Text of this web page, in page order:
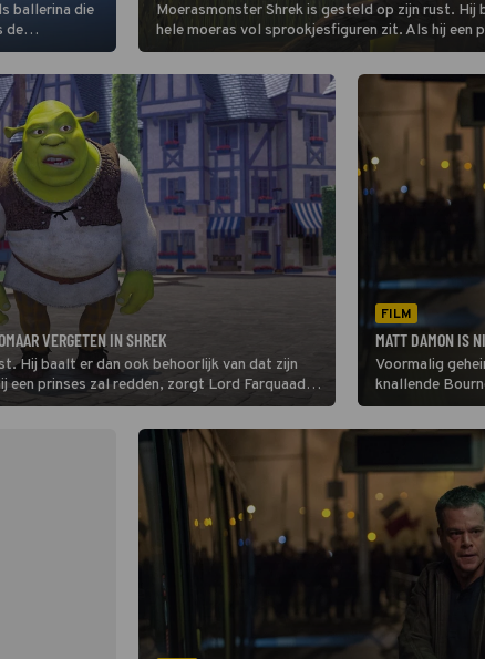
ballerina die
de
maar
Moerasmonster Shrek is gesteld op zijn rust. Hij
hele moeras vol sprookjesfiguren zit. Als hij een
dat Shrek zijn moeras weer voor zichzelf heeft.
VERGETEN IN SHREK
Hij baalt er dan ook behoorlijk van dat zijn
prinses zal redden, zorgt Lord Farquaad
FILM
MATT DAMON IS
Voormalig
knallende
voor de 21e
afwezigheid